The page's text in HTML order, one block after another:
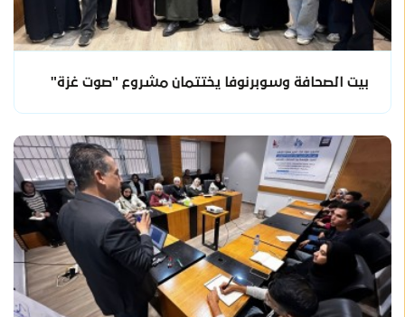
بيت الصحافة وسوبرنوفا يختتمان مشروع "صوت غزة"